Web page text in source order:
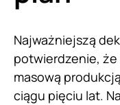
Najważniejszą
potwierdzenie, że
masową
ciągu pięciu lat.